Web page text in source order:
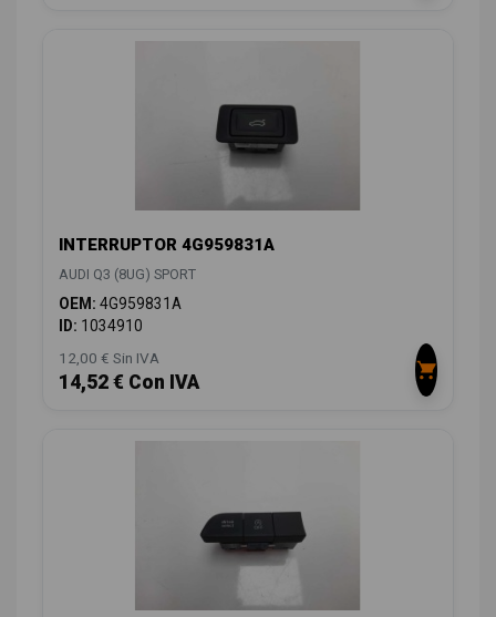
INTERRUPTOR 4G959831A
AUDI Q3 (8UG) SPORT
OEM: 4G959831A
ID: 1034910
12,00 € Sin IVA
14,52 € Con IVA